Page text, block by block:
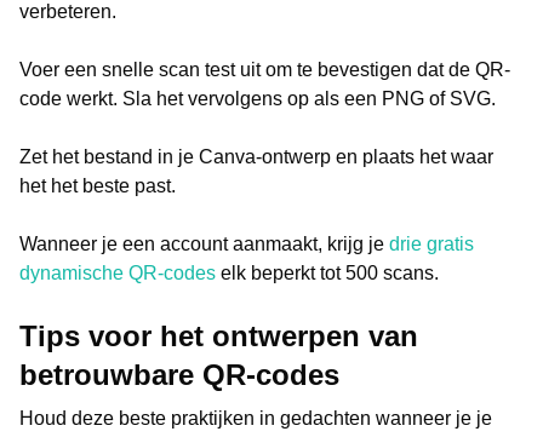
verbeteren.
Voer een snelle scan test uit om te bevestigen dat de QR-
code werkt. Sla het vervolgens op als een PNG of SVG.
Zet het bestand in je Canva-ontwerp en plaats het waar
het het beste past.
Wanneer je een account aanmaakt, krijg je drie gratis
dynamische QR-codes elk beperkt tot 500 scans.
Tips voor het ontwerpen van
betrouwbare QR-codes
Houd deze beste praktijken in gedachten wanneer je je